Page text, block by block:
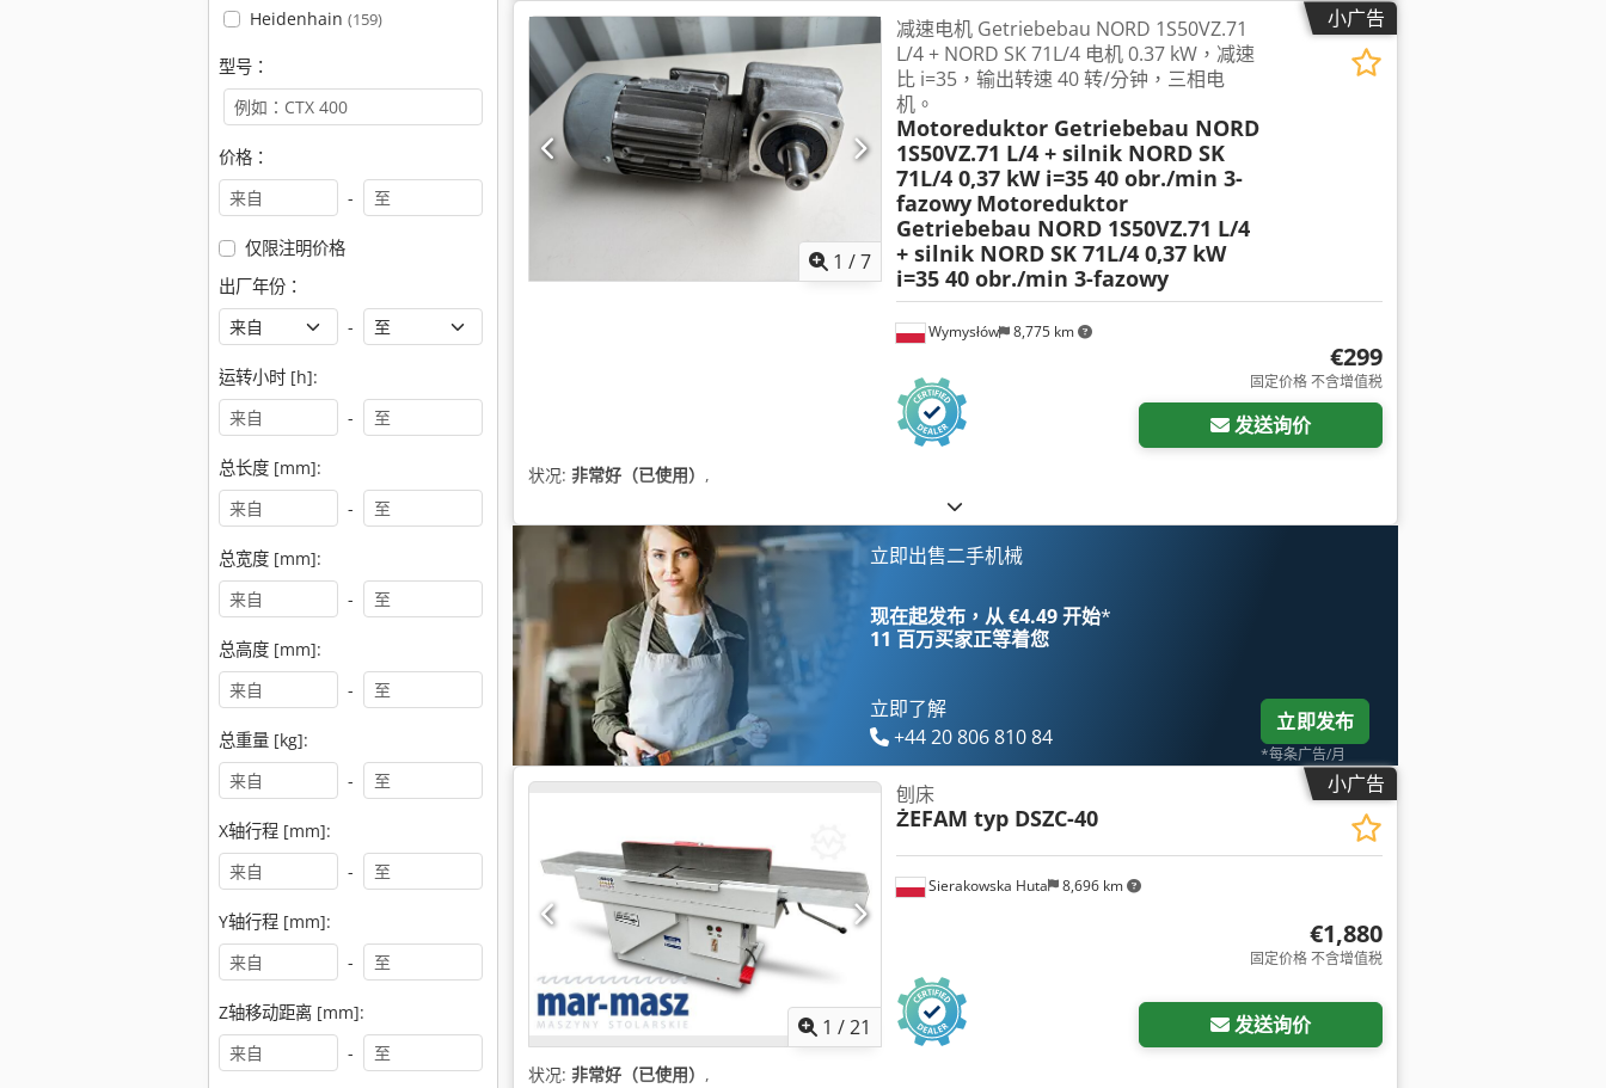
Heidenhain (159)
型号：
价格：
-
仅限注明价格
出厂年份：
-
运转小时 [h]:
-
总长度 [mm]:
-
总宽度 [mm]:
-
总高度 [mm]:
-
总重量 [kg]:
-
X轴行程 [mm]:
-
Y轴行程 [mm]:
-
Z轴移动距离 [mm]:
-
小广告
1 /7
Wymysłów 8,775 km
减速电机 Getriebebau NORD 1S50VZ.71
L/4 + NORD SK 71L/4 电机 0.37 kW，减速
比 i=35，输出转速 40 转/分钟，三相电
机。
Motoreduktor Getriebebau NORD
1S50VZ.71 L/4 + silnik NORD SK
71L/4 0,37 kW i=35 40 obr./min 3-
fazowy Motoreduktor
Getriebebau NORD 1S50VZ.71 L/4
+ silnik NORD SK 71L/4 0,37 kW
i=35 40 obr./min 3-fazowy
€299
固定价格 不含增值税
发送询价
状况: 非常好（已使用） ,
立即出售二手机械
现在起发布，从 €4.49 开始*
11 百万买家正等着您
立即了解
+44 20 806 810 84
立即发布
*每条广告/月
小广告
1 /21
Sierakowska Huta 8,696 km
刨床
ŻEFAM typ DSZC-40
€1,880
固定价格 不含增值税
发送询价
状况: 非常好（已使用） ,